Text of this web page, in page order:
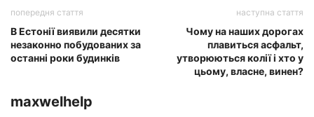
попередня стаття
В Естонії виявили десятки
незаконно побудованих за
останні роки будинків
наступна стаття
Чому на наших дорогах
плавиться асфальт,
утворюються колії і хто у
цьому, власне, винен?
maxwelhelp